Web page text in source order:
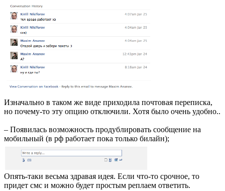
Изначально в таком же виде приходила почтовая переписка,
но почему-то эту опцию отключили. Хотя было очень удобно..
– Появилась возможность продублировать сообщение на
мобильный (в рф работает пока только билайн);
Опять-таки весьма здравая идея. Если что-то срочное, то
придет смс и можно будет простым реплаем ответить.